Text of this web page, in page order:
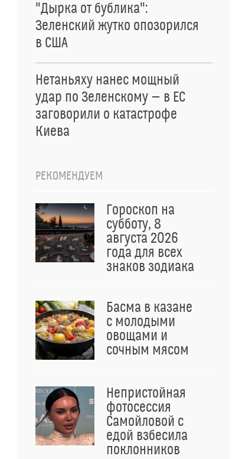
"Дырка от бублика":
Зеленский жутко опозорился
в США
Нетаньяху нанес мощный
удар по Зеленскому — в ЕС
заговорили о катастрофе
Киева
РЕКОМЕНДУЕМ
Гороскоп на
субботу, 8
августа 2026
года для всех
знаков зодиака
Басма в казане
с молодыми
овощами и
сочным мясом
Непристойная
фотосессия
Самойловой с
едой взбесила
поклонников